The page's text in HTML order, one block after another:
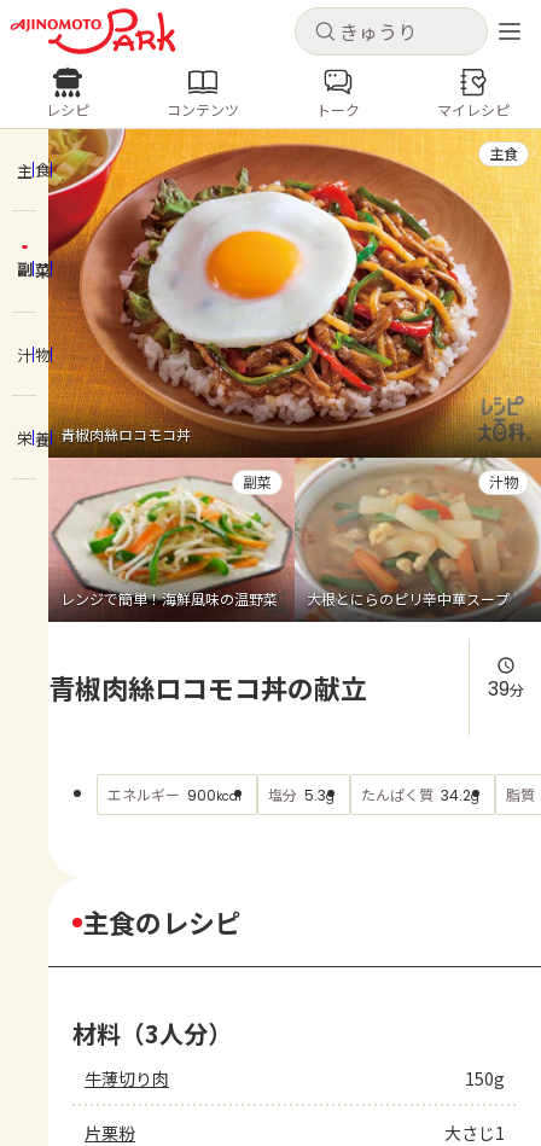
キャンセル
ログインするとレシピを保存できます
ログイン 新規登録
ホーム
コンテンツ
レシピ
トーク
よくあるお問い合わせ
お買い物
AJINOMOTO PARK とは
キャンセル
レシピ コンテンツ
人気の食材・レシピ
きゅうり なす トマト
とうもろこし
ピーマン
ゴーヤ
レシピ コンテンツ トーク マイレシピ
主食
副菜
汁物
栄養 青椒肉絲ロコモコ丼
主食
レンジで簡単！海鮮風味の温野菜
副菜
大根とにらのピリ辛中華スープ
汁物
青椒肉絲ロコモコ丼の献立 39分
エネルギー 900kcal 塩分 5.3g たんぱく質 34.2g 脂質
主食のレシピ
材料（3人分）
牛薄切り肉 150g
片栗粉 大さじ1